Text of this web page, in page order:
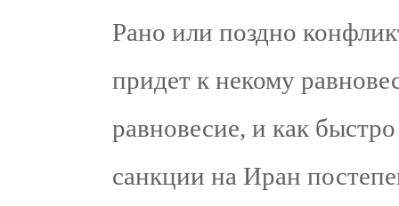
Рано или поздно
придет к некому
равновесие, и как
санкции на Иран